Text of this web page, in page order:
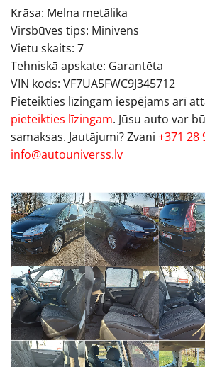
Krāsa: Melna metālika
Virsbūves tips: Minivens
Vietu skaits: 7
Tehniskā apskate: Garantēta
VIN kods: VF7UA5FWC9J345712
Pieteikties līzingam iespējams arī
pieteikties līzingam. Jūsu auto var
samaksas. Jautājumi? Zvani +371 28
info@autouniverss.lv